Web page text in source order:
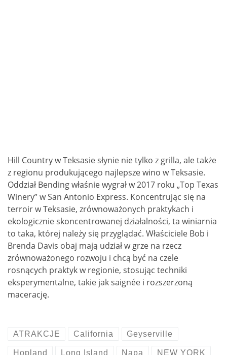
Hill Country w Teksasie słynie nie tylko z grilla, ale także
z regionu produkującego najlepsze wino w Teksasie.
Oddział Bending właśnie wygrał w 2017 roku „Top Texas
Winery” w San Antonio Express. Koncentrując się na
terroir w Teksasie, zrównoważonych praktykach i
ekologicznie skoncentrowanej działalności, ta winiarnia
to taka, której należy się przyglądać. Właściciele Bob i
Brenda Davis obaj mają udział w grze na rzecz
zrównoważonego rozwoju i chcą być na czele
rosnących praktyk w regionie, stosując techniki
eksperymentalne, takie jak saignée i rozszerzoną
macerację.
ATRAKCJE California Geyserville
Hopland Long Island Napa NEW YORK